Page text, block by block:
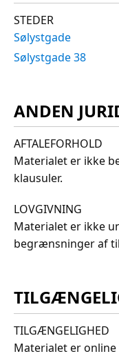
STEDER
Sølystgade
Sølystgade 38
ANDEN
AFTALEFORHOLD
Materialet er ikke
klausuler.
LOVGIVNING
Materialet er ikke
begrænsninger af
TILGÆNGELIGHED
Materialet er